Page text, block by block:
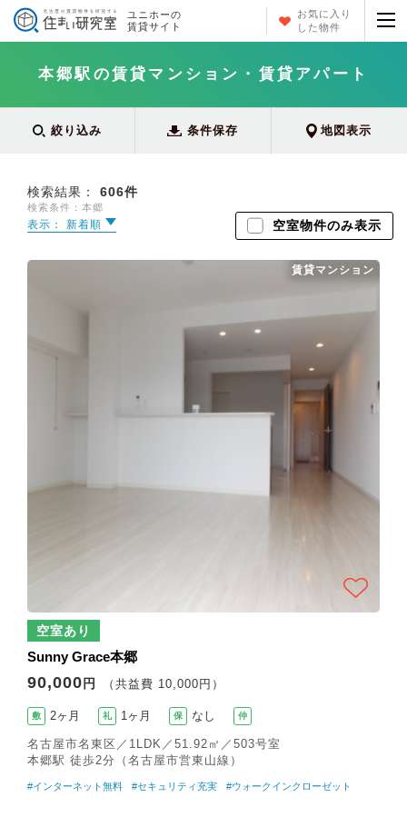
ユニホーの
賃貸サイト
お気に入り
した物件
本郷駅の賃貸マンション・賃貸アパート
絞り込み 条件保存 地図表示
検索結果： 606件
検索条件：本郷
表示： 新着順 空室物件のみ表示
空室あり
Sunny Grace本郷
90,000 円 （共益費 10,000円）
敷 2ヶ月 礼 1ヶ月 保 なし 仲
名古屋市名東区／1LDK／51.92㎡／503号室
本郷駅 徒歩2分（名古屋市営東山線）
賃貸マンション
#インターネット無料 #セキュリティ充実 #ウォークインクローゼット